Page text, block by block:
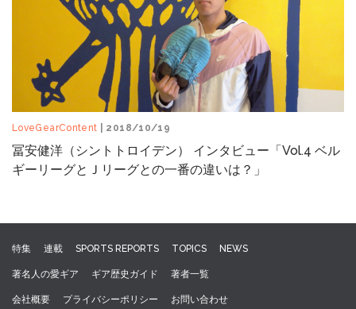
LoveGearContent | 2018/10/19
冨安健洋（シントトロイデン） インタビュー「Vol.4 ベル
ギーリーグとＪリーグとの一番の違いは？」
特集 連載 SPORTS REPORTS TOPICS NEWS
著名人の愛ギア ギア歴史ガイド 著者一覧
会社概要 プライバシーポリシー お問い合わせ